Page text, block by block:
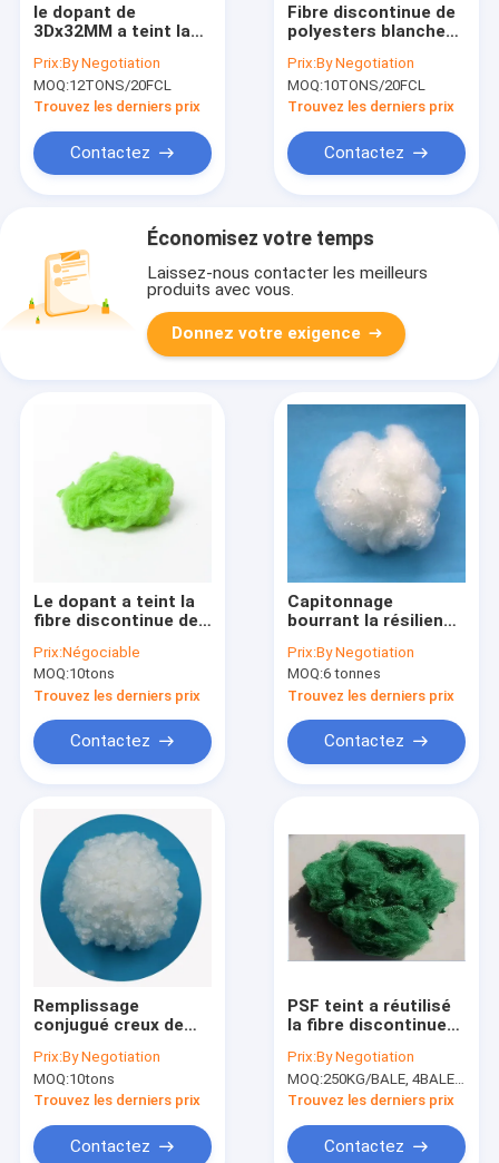
le dopant de
3Dx32MM a teint la
polyesters réutilisée
rouge pour la fausse
fourrure artificielle
Prix:By Negotiation
MOQ:12TONS/20FCL
Trouvez les derniers prix
Contactez
Fibre discontinue de
polyesters blanche
pour tourner 25mm à
102mm
Prix:By Negotiation
MOQ:10TONS/20FCL
Trouvez les derniers prix
Contactez
Économisez votre temps
Laissez-nous contacter les meilleurs
produits avec vous.
Donnez votre exigence
Le dopant a teint la
fibre discontinue de
par 12dtex verte pour
le feutre non-tissé
de tapis
Prix:Négociable
MOQ:10tons
Trouvez les derniers prix
Contactez
Capitonnage
bourrant la résilience
discontinue de
polyesters de Vierge
15Dtex
Prix:By Negotiation
MOQ:6 tonnes
Trouvez les derniers prix
Contactez
Remplissage
conjugué creux de
HCS HC utilisant la
grosseur élevée de
Vierge
Prix:By Negotiation
MOQ:10tons
Trouvez les derniers prix
Contactez
PSF teint a réutilisé
la fibre discontinue
ISO14001
Prix:By Negotiation
MOQ:250KG/BALE, 4BALES COMMENÇANT À ACHETER
Trouvez les derniers prix
Contactez